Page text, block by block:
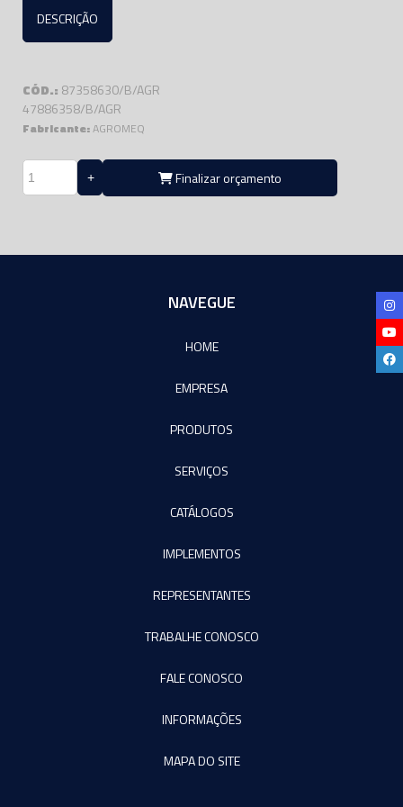
DESCRIÇÃO
CÓD.: 87358630/B/AGR
47886358/B/AGR
Fabricante:AGROMEQ
Finalizar orçamento
NAVEGUE
HOME
EMPRESA
PRODUTOS
SERVIÇOS
CATÁLOGOS
IMPLEMENTOS
REPRESENTANTES
TRABALHE CONOSCO
FALE CONOSCO
INFORMAÇÕES
MAPA DO SITE